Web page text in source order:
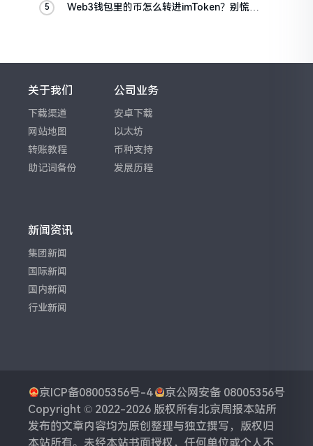
Web3钱包里的币怎么转进imToken？别慌，
关于我们
下载渠道
网站地图
转账教程
助记词备份
公司业务
安卓下载
以太坊
币种支持
发展历程
新闻资讯
集团新闻
国际新闻
国内新闻
行业新闻
京ICP备08005356号-4
京公网安备 08005356号
Copyright © 2022-2026 版权所有北京周报本站所
发布的文章内容均为原创整理与独立撰写，版权归
本站所有。未经本站书面授权，任何单位或个人不